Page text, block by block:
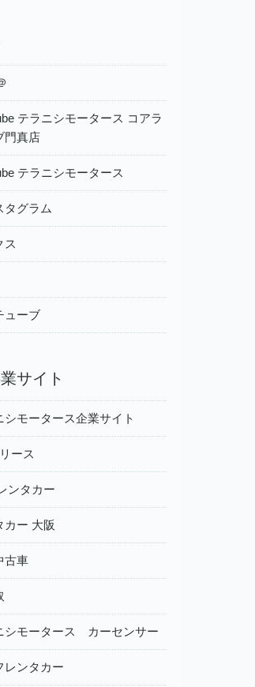
テラニシモータース コアラ
門真店
テラニシモータース
タグラム
ス
ューブ
サイト
シモータース企業サイト
ース
ンタカー
カー 大阪
古車
シモータース カーセンサー
レンタカー